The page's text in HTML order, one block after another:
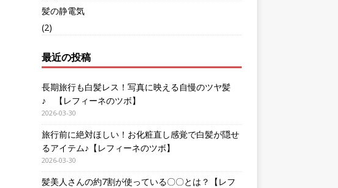
髪の静電気
(2)
最近の投稿
長期旅行も白髪レス！写真に映える自慢のツヤ髪
♪ 【レフィーネのツボ】
2026-03-30
旅行前に絶対ほしい！お化粧直し感覚で白髪が隠せ
るアイテム♪【レフィーネのツボ】
2026-03-30
髪美人さんの約7割が使っている〇〇とは？【レフ